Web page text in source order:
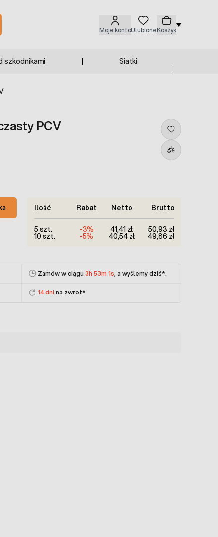
Moje kontoUlubioneKoszyk
szkodnikami Siatki
PCV
Ilość Rabat Netto Brutto
5 szt. -3% 41,41 zł 50,93 zł
10 szt. -5% 40,54 zł 49,86 zł
Zamów w ciągu 3h 53m 1s, a wyślemy dziś*.
14 dni na zwrot*